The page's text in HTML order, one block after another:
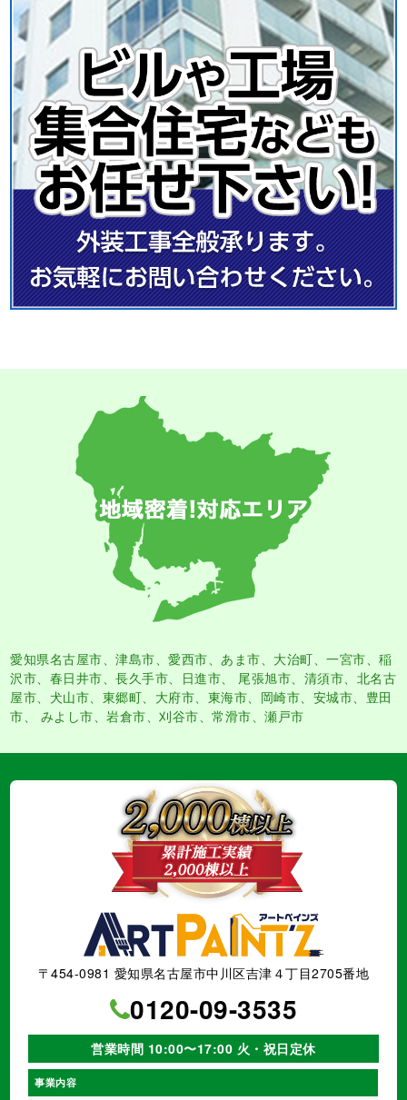
愛知県名古屋市、津島市、愛西市、あま市、大治町、一宮市、稲
沢市、春日井市、長久手市、日進市、 尾張旭市、清須市、北名古
屋市、犬山市、東郷町、大府市、東海市、岡崎市、安城市、豊田
市、 みよし市、岩倉市、刈谷市、常滑市、瀬戸市
〒454-0981 愛知県名古屋市中川区吉津４丁目2705番地
0120-09-3535
営業時間 10:00〜17:00 火・祝日定休
事業内容